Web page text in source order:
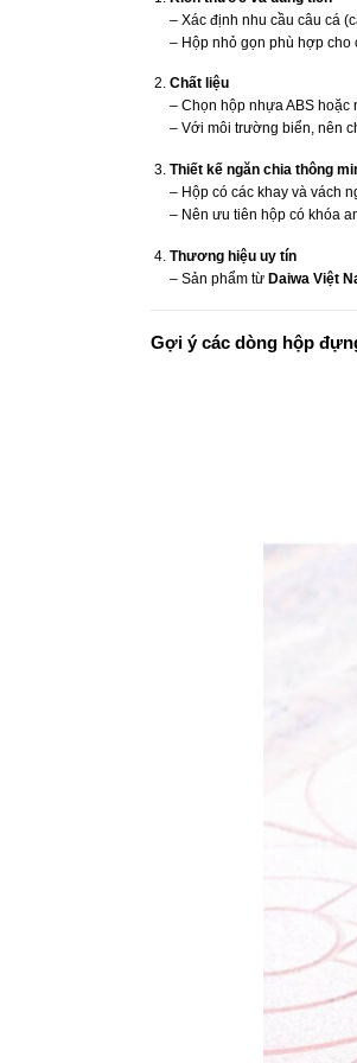
– Xác định nhu cầu câu cá
– Hộp nhỏ gọn phù hợp cho
Chất liệu
– Chọn hộp nhựa ABS hoặc
– Với môi trường biển, nên
Thiết kế ngăn chia thông
– Hộp có các khay và vách
– Nên ưu tiên hộp có khóa
Thương hiệu uy tín
– Sản phẩm từ Daiwa Việt
Gợi ý các dòng hộp